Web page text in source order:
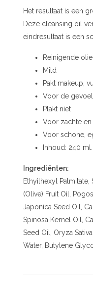
Het resultaat is een
Deze cleansing oil
eindresultaat is een
Reinigende olie
Mild
Pakt makeup,
Voor de
Plakt niet
Voor zachte
Voor schone,
Inhoud: 240 ml.
Ingrediënten:
Ethyilhexyl
(Olive) Fruit Oil,
Japonica Seed Oil,
Spinosa Kernel Oil,
Seed Oil, Oryza
Water, Butylene